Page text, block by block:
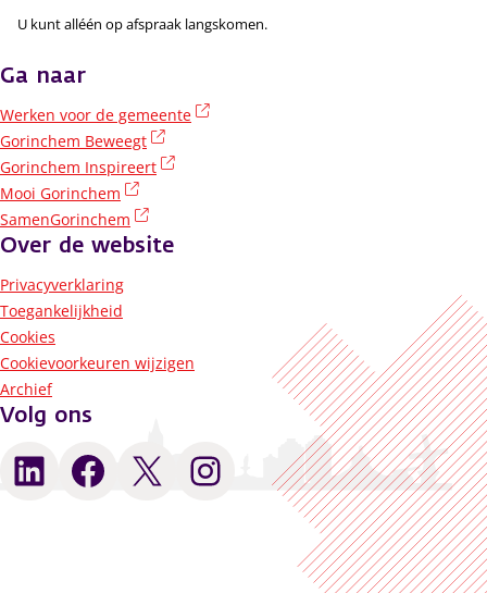
U kunt alléén op afspraak langskomen.
Ga naar
Werken voor de gemeente
Gorinchem Beweegt
Gorinchem Inspireert
Mooi Gorinchem
SamenGorinchem
Over de website
Privacyverklaring
Toegankelijkheid
Cookies
Cookievoorkeuren wijzigen
Archief
Volg ons
LinkedIn Facebook X Instagram